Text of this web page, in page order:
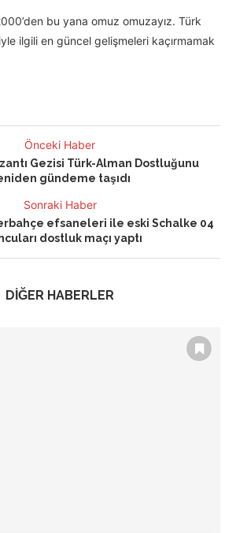
bu yana omuz omuzayız. Türk
ilgili en güncel gelişmeleri kaçırmamak
Önceki Haber
Gezisi Türk-Alman Dostluğunu
gündeme taşıdı
Sonraki Haber
efsaneleri ile eski Schalke 04
dostluk maçı yaptı
DİĞER HABERLER